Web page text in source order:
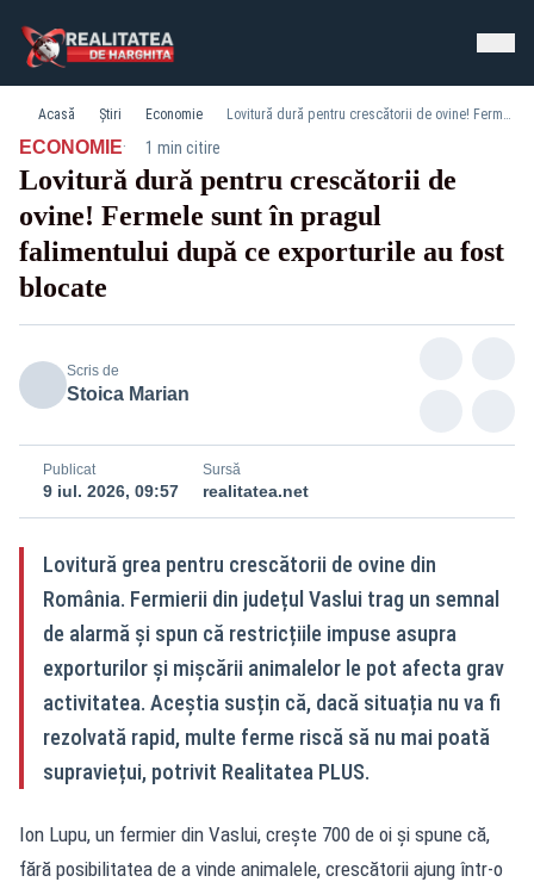
Acasă Știri Economie Lovitură dură pentru crescătorii de ovine! Fermele sunt în pragul falimentului după ce exporturile au fost blocate
ECONOMIE· 1 min citire
Lovitură dură pentru crescătorii de
ovine! Fermele sunt în pragul
falimentului după ce exporturile au fost
blocate
Scris de
Stoica Marian
Publicat
9 iul. 2026, 09:57
Sursă
realitatea.net
Lovitură grea pentru crescătorii de ovine din
România. Fermierii din județul Vaslui trag un semnal
de alarmă și spun că restricțiile impuse asupra
exporturilor și mișcării animalelor le pot afecta grav
activitatea. Aceștia susțin că, dacă situația nu va fi
rezolvată rapid, multe ferme riscă să nu mai poată
supraviețui, potrivit Realitatea PLUS.
Ion Lupu, un fermier din Vaslui, crește 700 de oi și spune că,
fără posibilitatea de a vinde animalele, crescătorii ajung într-o